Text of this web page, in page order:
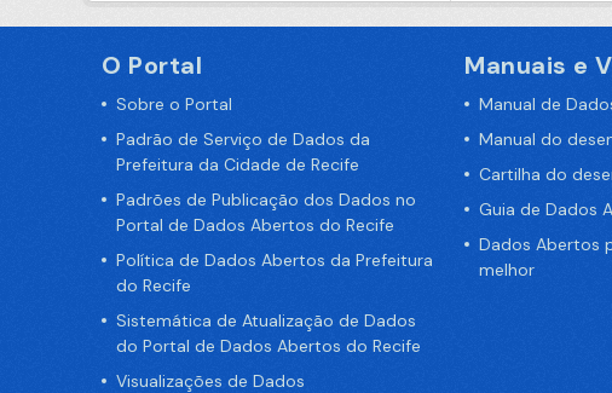
O Portal
Sobre o Portal
Padrão de Serviço de Dados da
Prefeitura da Cidade de Recife
Padrões de Publicação dos Dados no
Portal de Dados Abertos do Recife
Política de Dados Abertos da Prefeitura
do Recife
Sistemática de Atualização de Dados
do Portal de Dados Abertos do Recife
Visualizações de Dados
Manuais e
Manual de
Manual do
Cartilha do
Guia de Dados
Dados Abertos
melhor